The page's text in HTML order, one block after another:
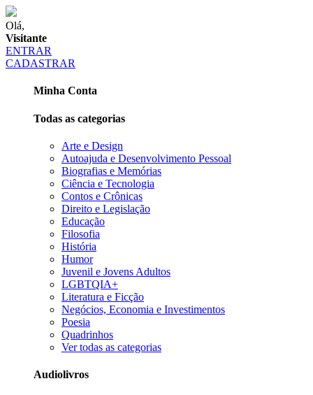
Olá,
Visitante
ENTRAR
CADASTRAR
Minha Conta
Todas as categorias
Arte e Design
Autoajuda e Desenvolvimento Pessoal
Biografias e Memórias
Ciência e Tecnologia
Contos e Crônicas
Direito e Legislação
Educação
Filosofia
História
Humor
Juvenil e Jovens Adultos
LGBTQIA+
Literatura e Ficção
Negócios, Economia e Investimentos
Poesia
Quadrinhos
Ver todas as categorias
Audiolivros